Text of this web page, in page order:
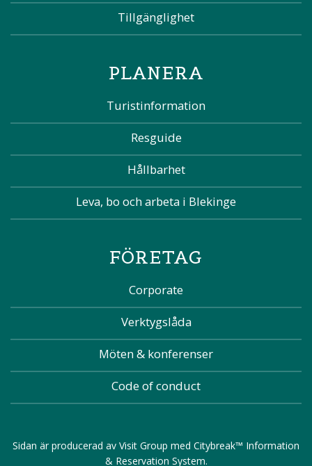
Tillgänglighet
PLANERA
Turistinformation
Resguide
Hållbarhet
Leva, bo och arbeta i Blekinge
FÖRETAG
Corporate
Verktygslåda
Möten & konferenser
Code of conduct
Sidan är producerad av Visit Group med Citybreak™ Information
& Reservation System.